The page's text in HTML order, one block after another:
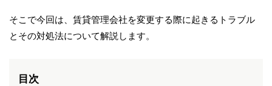
そこで今回は、賃貸管理会社を変更する際に起きるトラブル
とその対処法について解説します。
目次